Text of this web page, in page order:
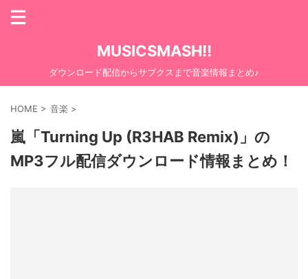
MUSICSMASH!!
ダウンロード配信からサブクスまで音楽情報まとめ♪
HOME > 音楽 >
嵐「Turning Up (R3HAB Remix)」の
MP3フル配信ダウンロード情報まとめ！